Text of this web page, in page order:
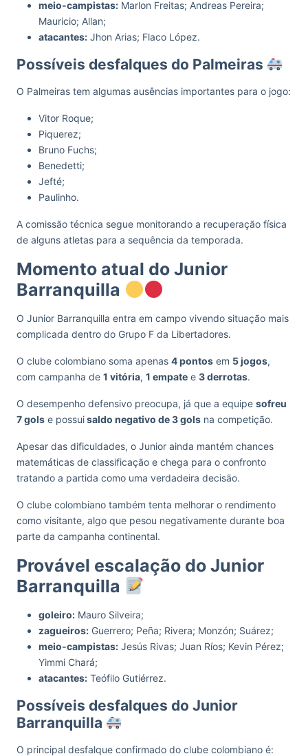
meio-campistas: Marlon Freitas; Andreas Pereira;
Mauricio; Allan;
atacantes: Jhon Arias; Flaco López.
Possíveis desfalques do Palmeiras
O Palmeiras tem algumas ausências importantes para o jogo:
Vitor Roque;
Piquerez;
Bruno Fuchs;
Benedetti;
Jefté;
Paulinho.
A comissão técnica segue monitorando a recuperação física
de alguns atletas para a sequência da temporada.
Momento atual do Junior
Barranquilla
O Junior Barranquilla entra em campo vivendo situação mais
complicada dentro do Grupo F da Libertadores.
O clube colombiano soma apenas 4 pontos em 5 jogos,
com campanha de 1 vitória, 1 empate e 3 derrotas.
O desempenho defensivo preocupa, já que a equipe sofreu
7 gols e possuisaldo negativo de 3 gols na competição.
Apesar das dificuldades, o Junior ainda mantém chances
matemáticas de classificação e chega para o confronto
tratando a partida como uma verdadeira decisão.
O clube colombiano também tenta melhorar o rendimento
como visitante, algo que pesou negativamente durante boa
parte da campanha continental.
Provável escalação do Junior
Barranquilla
goleiro: Mauro Silveira;
zagueiros: Guerrero; Peña; Rivera; Monzón; Suárez;
meio-campistas: Jesús Rivas; Juan Ríos; Kevin Pérez;
Yimmi Chará;
atacantes: Teófilo Gutiérrez.
Possíveis desfalques do Junior
Barranquilla
O principal desfalque confirmado do clube colombiano é: